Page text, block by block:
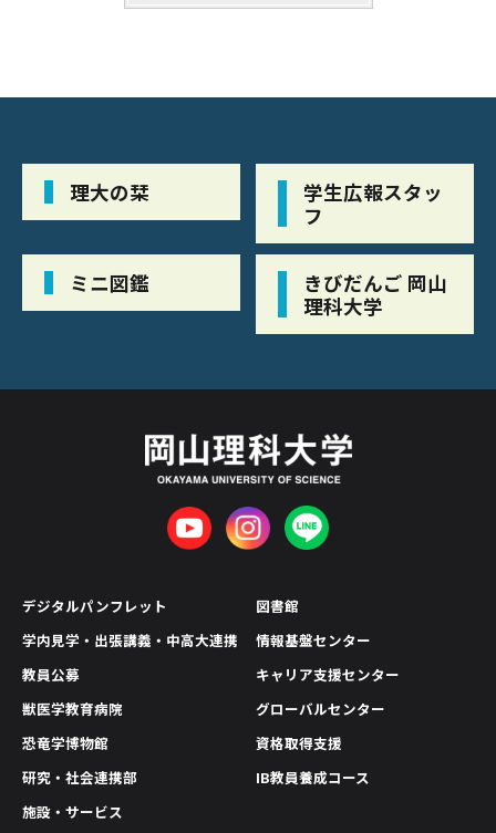
理大の栞
学生広報スタッ
フ
ミニ図鑑
きびだんご 岡山
理科大学
デジタルパンフレット
学内見学・出張講義・中高大連携
教員公募
獣医学教育病院
恐竜学博物館
研究・社会連携部
図書館
情報基盤センター
キャリア支援センター
グローバルセンター
資格取得支援
IB教員養成コース
施設・サービス